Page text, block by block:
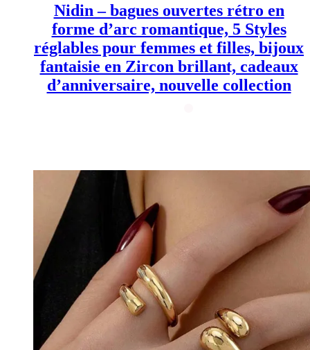
produit
Nidin – bagues ouvertes rétro en
forme d’arc romantique, 5 Styles
réglables pour femmes et filles, bijoux
fantaisie en Zircon brillant, cadeaux
d’anniversaire, nouvelle collection